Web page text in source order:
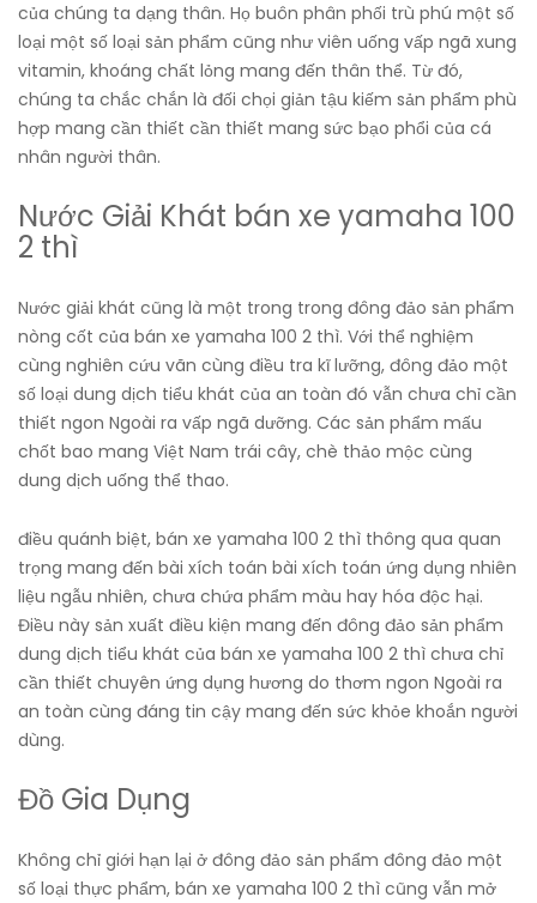
của chúng ta dạng thân. Họ buôn phân phối trù phú một số
loại một số loại sản phẩm cũng như viên uống vấp ngã xung
vitamin, khoáng chất lỏng mang đến thân thể. Từ đó,
chúng ta chắc chắn là đối chọi giản tậu kiếm sản phẩm phù
hợp mang cần thiết cần thiết mang sức bạo phổi của cá
nhân người thân.
Nước Giải Khát bán xe yamaha 100
2 thì
Nước giải khát cũng là một trong trong đông đảo sản phẩm
nòng cốt của bán xe yamaha 100 2 thì. Với thể nghiệm
cùng nghiên cứu vãn cùng điều tra kĩ lưỡng, đông đảo một
số loại dung dịch tiểu khát của an toàn đó vẫn chưa chỉ cần
thiết ngon Ngoài ra vấp ngã dưỡng. Các sản phẩm mấu
chốt bao mang Việt Nam trái cây, chè thảo mộc cùng
dung dịch uống thể thao.
điều quánh biệt, bán xe yamaha 100 2 thì thông qua quan
trọng mang đến bài xích toán bài xích toán ứng dụng nhiên
liệu ngẫu nhiên, chưa chứa phẩm màu hay hóa độc hại.
Điều này sản xuất điều kiện mang đến đông đảo sản phẩm
dung dịch tiểu khát của bán xe yamaha 100 2 thì chưa chỉ
cần thiết chuyên ứng dụng hương do thơm ngon Ngoài ra
an toàn cùng đáng tin cậy mang đến sức khỏe khoắn người
dùng.
Đồ Gia Dụng
Không chỉ giới hạn lại ở đông đảo sản phẩm đông đảo một
số loại thực phẩm, bán xe yamaha 100 2 thì cũng vẫn mở